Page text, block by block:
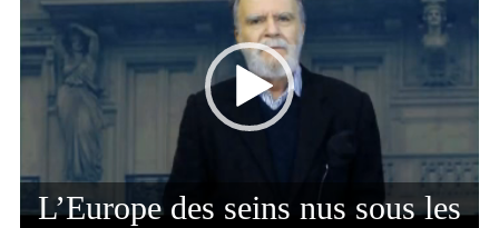
L’Europe des seins nus sous les